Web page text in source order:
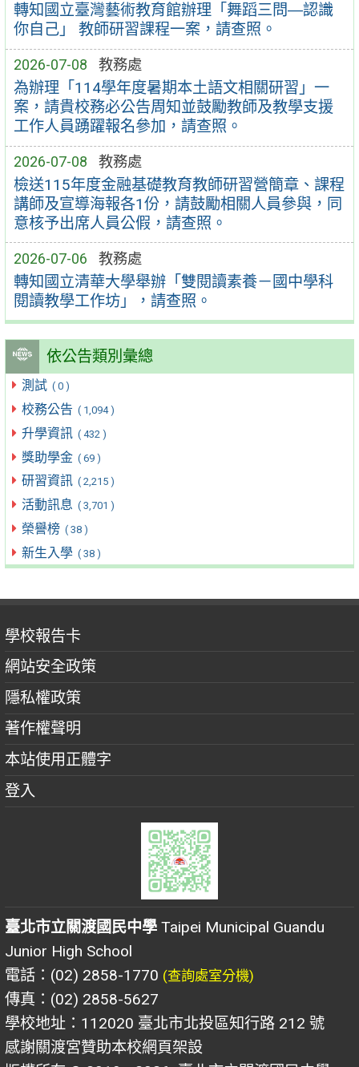
轉知國立臺灣藝術教育館辦理「舞蹈三問―認識
你自己」 教師研習課程一案，請查照。
2026-07-08 教務處
為辦理「114學年度暑期本土語文相關研習」一
案，請貴校務必公告周知並鼓勵教師及教學支援
工作人員踴躍報名參加，請查照。
2026-07-08 教務處
檢送115年度金融基礎教育教師研習營簡章、課程
講師及宣導海報各1份，請鼓勵相關人員參與，同
意核予出席人員公假，請查照。
2026-07-06 教務處
轉知國立清華大學舉辦「雙閱讀素養－國中學科
閱讀教學工作坊」，請查照。
依公告類別彙總
測試 ( 0 )
校務公告 ( 1,094 )
升學資訊 ( 432 )
獎助學金 ( 69 )
研習資訊 ( 2,215 )
活動訊息 ( 3,701 )
榮譽榜 ( 38 )
新生入學 ( 38 )
學校報告卡
網站安全政策
隱私權政策
著作權聲明
本站使用正體字
登入
臺北市立關渡國民中學 Taipei Municipal Guandu
Junior High School
電話：(02) 2858-1770 (查詢處室分機)
傳真：(02) 2858-5627
學校地址：112020 臺北市北投區知行路 212 號
感謝關渡宮贊助本校網頁架設